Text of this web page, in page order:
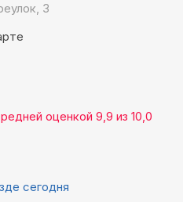
3
оценкой 9,9 из 10,0
сегодня